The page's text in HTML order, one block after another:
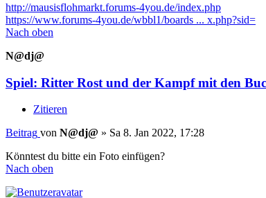
http://mausisflohmarkt.forums-4you.de/index.php
https://www.forums-4you.de/wbbl1/boards ... x.php?sid=
Nach oben
N@dj@
Spiel: Ritter Rost und der Kampf mit den
Zitieren
Beitrag von N@dj@ » Sa 8. Jan 2022, 17:28
Könntest du bitte ein Foto einfügen?
Nach oben